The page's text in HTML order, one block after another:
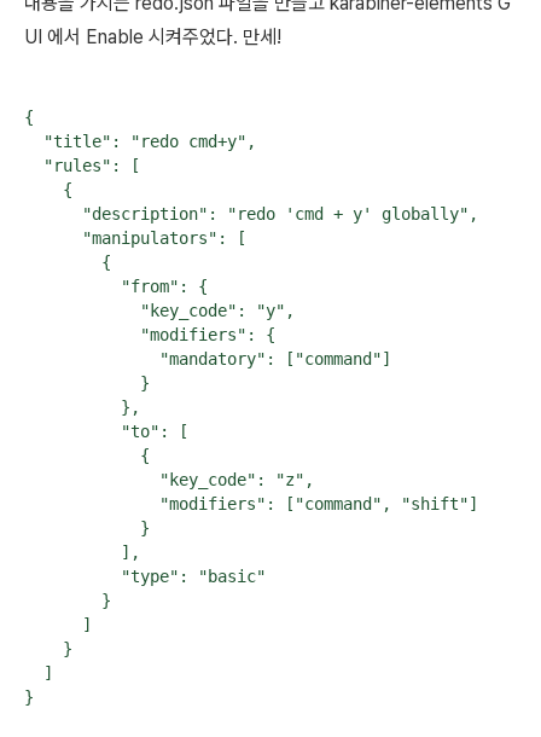
UI 에서 Enable 시켜주었다. 만세!
{
  "title": "redo cmd+y",
  "rules": [
    {
      "description": "redo 'cmd + y' globally",
      "manipulators": [
        {
          "from": {
            "key_code": "y",
            "modifiers": {
              "mandatory": ["command"]
            }
          },
          "to": [
            {
              "key_code": "z",
              "modifiers": ["command", "shift"]
            }
          ],
          "type": "basic"
        }
      ]
    }
  ]
}